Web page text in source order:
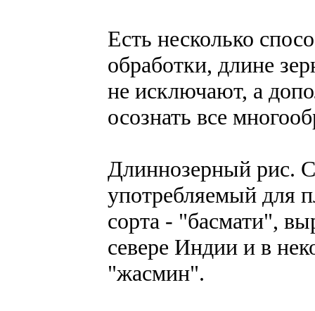
Есть несколько
обработки, длине
не исключают, а
осознать все
Длиннозерный рис.
употребляемый для
сорта - "басмати",
севере Индии и в
"жасмин".